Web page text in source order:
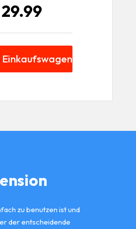
29.99
Einkaufswagen
zu benutzen ist und
der entscheidende